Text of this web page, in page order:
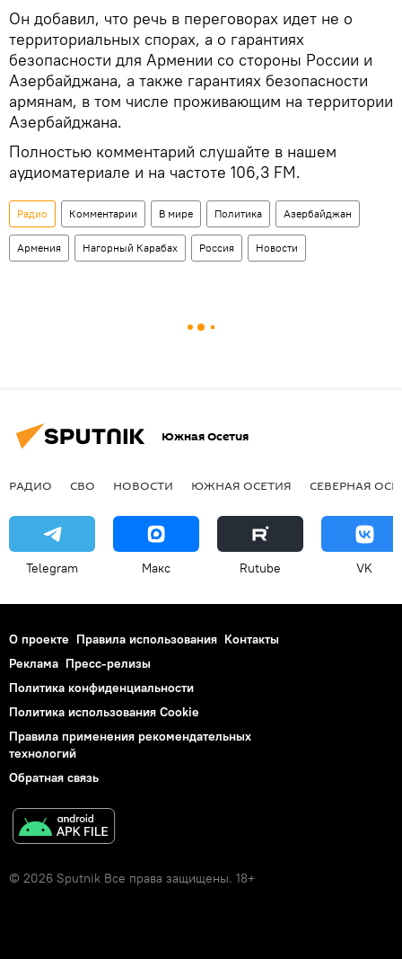
Он добавил, что речь в переговорах идет не о
территориальных спорах, а о гарантиях
безопасности для Армении со стороны России и
Азербайджана, а также гарантиях безопасности
армянам, в том числе проживающим на территории
Азербайджана.
Полностью комментарий слушайте в нашем
аудиоматериале и на частоте 106,3 FM.
Радио Комментарии В мире Политика Азербайджан
Армения Нагорный Карабах Россия Новости
Южная Осетия
РАДИО СВО НОВОСТИ ЮЖНАЯ ОСЕТИЯ СЕВЕРНАЯ
Telegram Макс Rutube VK
О проекте Правила использования Контакты
Реклама Пресс-релизы
Политика конфиденциальности
Политика использования Cookie
Правила применения рекомендательных
технологий
Обратная связь
© 2026 Sputnik Все права защищены. 18+